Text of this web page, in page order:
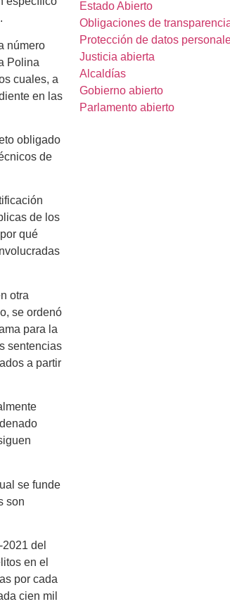
número
Polina
cuales, a
en las
obligado
de
de los
qué
otra
se ordenó
para la
sentencias
a partir
se funde
son
del
en el
por cada
cien mil
Estado Abierto
Obligaciones de
Protección de datos
Justicia abierta
Alcaldías
Gobierno abierto
Parlamento abierto